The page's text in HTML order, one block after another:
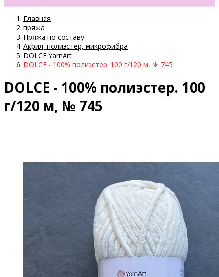
Главная
пряжа
Пряжа по составу
Акрил, полиэстер, микрофибра
DOLCE YarnArt
DOLCE - 100% полиэстер. 100 г/120 м, № 745
DOLCE - 100% полиэстер. 100
г/120 м, № 745